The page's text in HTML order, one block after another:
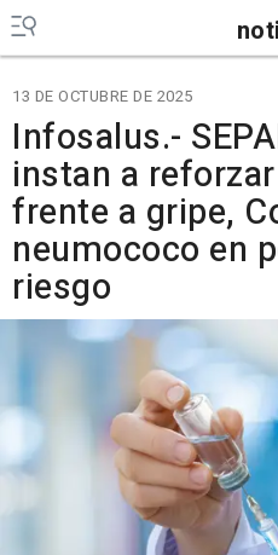
noti
13 DE OCTUBRE DE 2025
Infosalus.-
instan a
frente a gripe,
neumococo en
riesgo